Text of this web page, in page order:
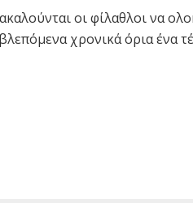
οι φίλαθλοι να
χρονικά όρια ένα